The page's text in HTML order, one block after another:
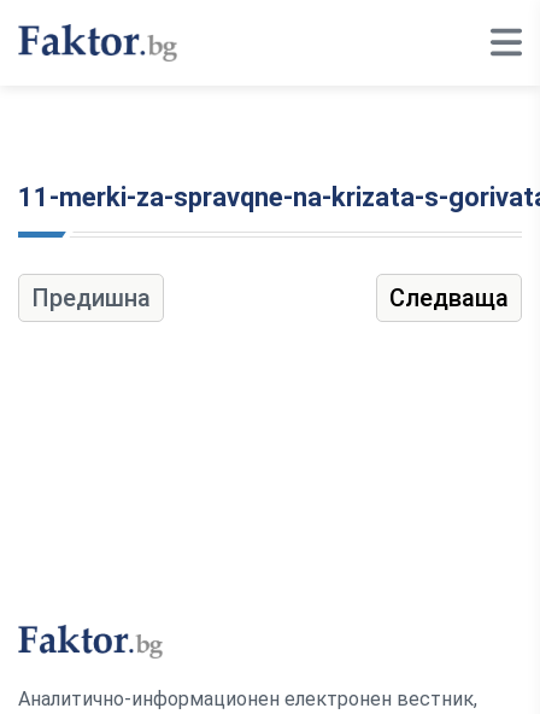
11-merki-za-spravqne-na-krizata-s-
Предишна Следваща
Аналитично-информационен електронен вестник,